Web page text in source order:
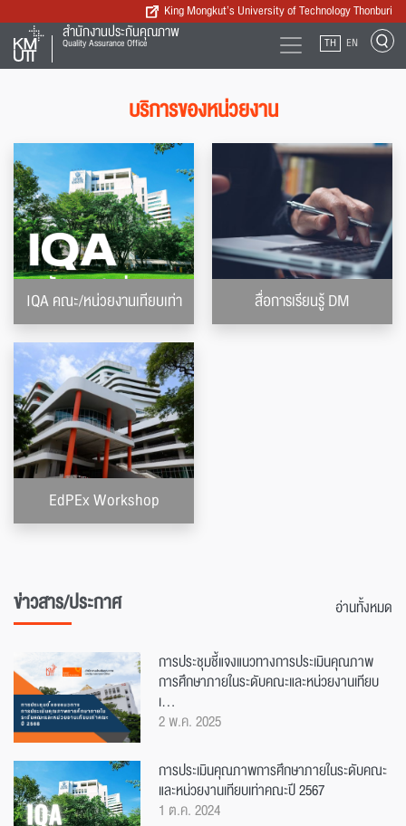
King Mongkut’s University of Technology Thonburi
สำนักงานประกันคุณภาพ
Quality Assurance Office TH EN
บริการของหน่วยงาน
IQA คณะ/หน่วยงานเทียบเท่า
คณะ
สื่อการเรียนรู้ DM
EdPEx Workshop
ข่าวสาร/ประกาศ อ่านทั้งหมด
การประชุมชี้แจงแนวทางการประเมินคุณภาพ
การศึกษาภายในระดับคณะและหน่วยงานเทียบ
เ...
2 พ.ค. 2025
การประเมินคุณภาพการศึกษาภายในระดับคณะ
และหน่วยงานเทียบเท่าคณะปี 2567
1 ต.ค. 2024